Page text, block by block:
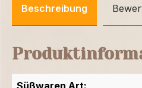
Beschreibung
Süßwaren Art: